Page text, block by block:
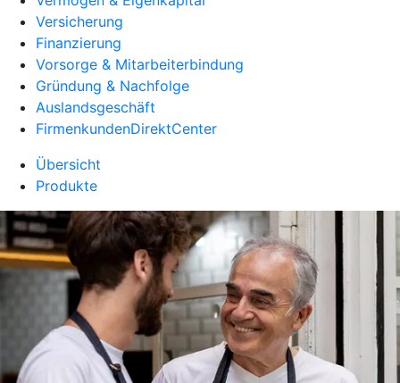
Versicherung
Finanzierung
Vorsorge & Mitarbeiterbindung
Gründung & Nachfolge
Auslandsgeschäft
FirmenkundenDirektCenter
Übersicht
Produkte